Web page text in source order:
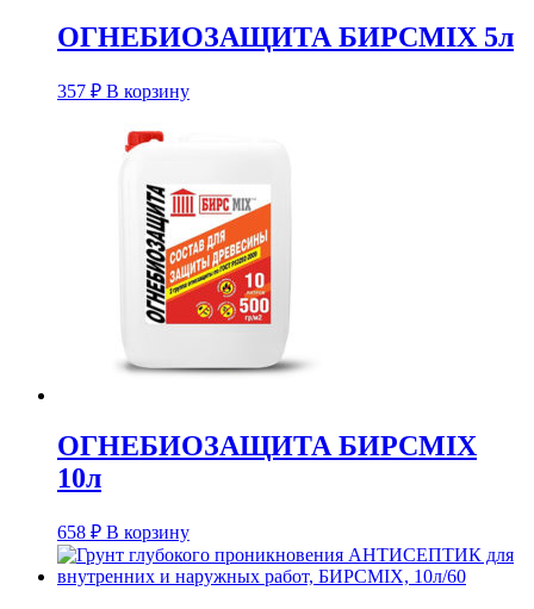
ОГНЕБИОЗАЩИТА БИРСMIX 5л
357 ₽ В корзину
ОГНЕБИОЗАЩИТА БИРСMIX
10л
658 ₽ В корзину